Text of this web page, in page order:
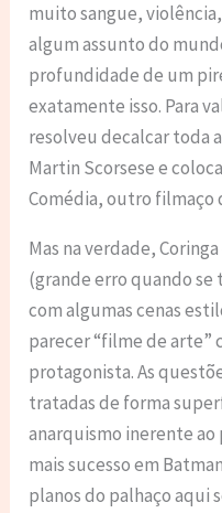
muito sangue,
algum assunto do
profundidade de um
exatamente isso. Para
resolveu decalcar toda
Martin Scorsese e
Comédia, outro filmaço
Mas na verdade,
(grande erro quando se
com algumas cenas
parecer “filme de arte”
protagonista. As
tratadas de forma
anarquismo inerente
mais sucesso em
planos do palhaço aqui